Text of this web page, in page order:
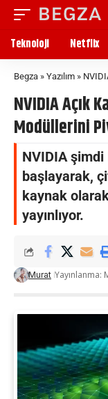
Teknoloji Netflix
Begza » Yazılım »
NVIDIA Açık
Modüllerini
NVIDIA
başlayarak,
kaynak
yayınlıyor.
Murat Yayınlanma: